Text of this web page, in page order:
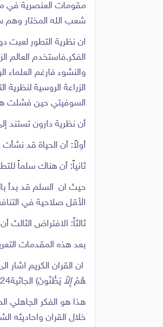
مقومات العنصرية في
شعب الله المختار وهم
ان نظرية التطور لعبت
الفكر,فاستخدم العالم
والنشوء فارغم العلماء
الزراعة الروسية
السوفيتي حين فشلت
أن نظرية دارون تستند
أولاً: أن الحياة قد
ثانياً: أن هناك سلماً
حيث ان السلم قد بدأ
الأقل صلاحية في
ثالثاً: الافتراض الثالث
بعد هذه المقدمات
ان القران الكريم
هُمْإِلاّ يَظُنّونَ) الجاثية24
هذا هو الفكر الجاهلي
خلال القران واحاديثه